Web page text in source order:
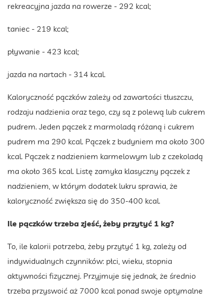
rekreacyjna jazda na rowerze - 292 kcal;
taniec - 219 kcal;
pływanie - 423 kcal;
jazda na nartach - 314 kcal.
Kaloryczność pączków zależy od zawartości tłuszczu,
rodzaju nadzienia oraz tego, czy są z polewą lub cukrem
pudrem. Jeden pączek z marmoladą różaną i cukrem
pudrem ma 290 kcal. Pączek z budyniem ma około 300
kcal. Pączek z nadzieniem karmelowym lub z czekoladą
ma około 365 kcal. Listę zamyka klasyczny pączek z
nadzieniem, w którym dodatek lukru sprawia, że
kaloryczność zwiększa się do 350-400 kcal.
Ile pączków trzeba zjeść, żeby przytyć 1 kg?
To, ile kalorii potrzeba, żeby przytyć 1 kg, zależy od
indywidualnych czynników: płci, wieku, stopnia
aktywności fizycznej. Przyjmuje się jednak, że średnio
trzeba przyswoić aż 7000 kcal ponad swoje optymalne